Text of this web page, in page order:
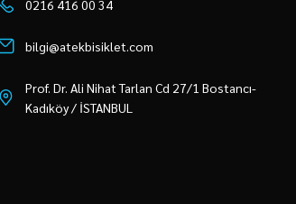
0216 416 00 34
bilgi@atekbisiklet.com
Prof. Dr. Ali Nihat Tarlan Cd 27/1 Bostancı-
Kadıköy / İSTANBUL